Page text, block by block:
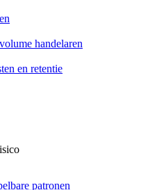
handelaren
en retentie
patronen